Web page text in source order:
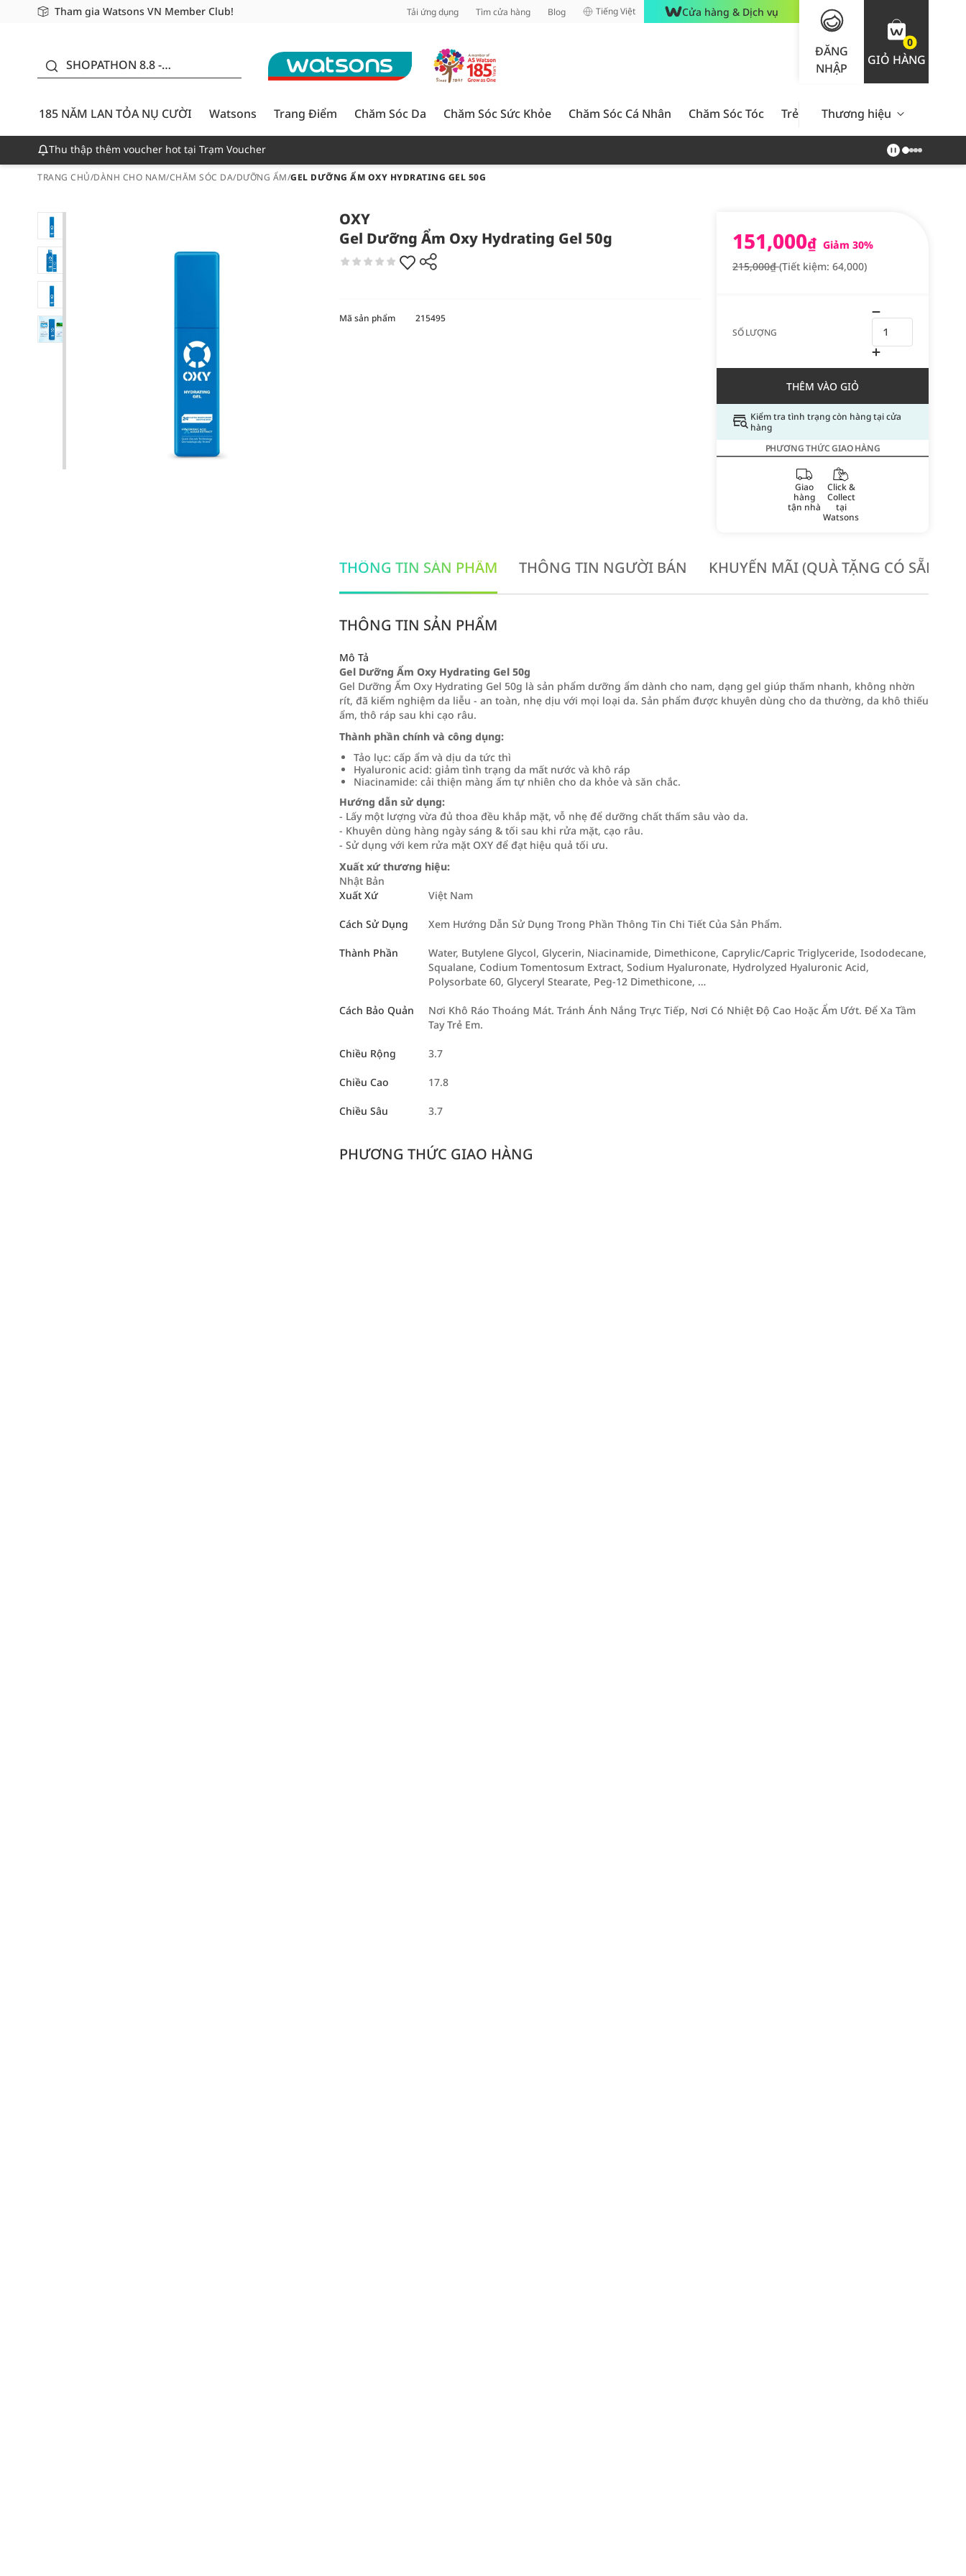
Tham gia Watsons VN Member Club!
Miễn phí giao hàng cho đơn hàng từ 249,000Đ
Giao hàng nhanh 24h - Áp dụng khu vực TP. Hồ Chí Minh Tải ứng dụng Tìm cửa hàng Blog Tiếng Việt Cửa hàng & Dịch vụ
ĐĂNG
NHẬP
0
GIỎ HÀNG
SHOPATHON 8.8 -
CƯỜI - GIẢM ĐẾN
50%
185 NĂM LAN TỎA NỤ CƯỜI
Watsons Trang Điểm Chăm Sóc Da Chăm Sóc Sức Khỏe Chăm Sóc Cá Nhân Chăm Sóc Tóc Trẻ Em Nam Giới Chăm Sóc
Thương hiệu
Thu thập thêm voucher hot tại Trạm Voucher
TRANG CHỦ/DÀNH CHO NAM/CHĂM SÓC DA/DƯỠNG ẨM/GEL DƯỠNG ẨM OXY HYDRATING GEL 50G
OXY
Gel Dưỡng Ẩm Oxy Hydrating Gel 50g
151,000₫ Giảm 30%
215,000₫(Tiết kiệm: 64,000)
SỐ LƯỢNG
THÊM VÀO GIỎ
Kiểm tra tình trạng còn hàng tại cửa
hàng
PHƯƠNG THỨC GIAO HÀNG
Giao
hàng
tận nhà
Click &
Collect
tại
Watsons
Mã sản phẩm 215495
THÔNG TIN SẢN PHẨM THÔNG TIN NGƯỜI BÁN KHUYẾN MÃI (QUÀ TẶNG CÓ SẴN
THÔNG TIN SẢN PHẨM
Mô Tả
Gel Dưỡng Ẩm Oxy Hydrating Gel 50g
Gel Dưỡng Ẩm Oxy Hydrating Gel 50g là sản phẩm dưỡng ẩm dành cho nam, dạng gel giúp thấm nhanh, không nhờn
rít, đã kiểm nghiệm da liễu - an toàn, nhẹ dịu với mọi loại da. Sản phẩm được khuyên dùng cho da thường, da khô thiếu
ẩm, thô ráp sau khi cạo râu.
Thành phần chính và công dụng:
Tảo lục: cấp ẩm và dịu da tức thì
Hyaluronic acid: giảm tình trạng da mất nước và khô ráp
Niacinamide: cải thiện màng ẩm tự nhiên cho da khỏe và săn chắc.
Hướng dẫn sử dụng:
- Lấy một lượng vừa đủ thoa đều khắp mặt, vỗ nhẹ để dưỡng chất thấm sâu vào da.
- Khuyên dùng hàng ngày sáng & tối sau khi rửa mặt, cạo râu.
- Sử dụng với kem rửa mặt OXY để đạt hiệu quả tối ưu.
Xuất xứ thương hiệu:
Nhật Bản
Xuất Xứ
Việt Nam
Cách Sử Dụng Xem Hướng Dẫn Sử Dụng Trong Phần Thông Tin Chi Tiết Của Sản Phẩm.
Thành Phần
Water, Butylene Glycol, Glycerin, Niacinamide, Dimethicone, Caprylic/Capric Triglyceride, Isododecane,
Squalane, Codium Tomentosum Extract, Sodium Hyaluronate, Hydrolyzed Hyaluronic Acid,
Polysorbate 60, Glyceryl Stearate, Peg-12 Dimethicone, …
Cách Bảo Quản
Nơi Khô Ráo Thoáng Mát. Tránh Ánh Nắng Trực Tiếp, Nơi Có Nhiệt Độ Cao Hoặc Ẩm Ướt. Để Xa Tầm
Tay Trẻ Em.
Chiều Rộng 3.7
Chiều Cao 17.8
Chiều Sâu 3.7
PHƯƠNG THỨC GIAO HÀNG